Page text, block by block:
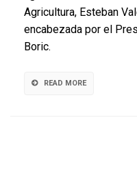
Agricultura, Esteban
encabezada por el
Boric.
READ MORE